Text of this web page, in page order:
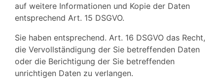
auf weitere Informationen und Kopie der Daten
entsprechend Art. 15 DSGVO.
Sie haben entsprechend. Art. 16 DSGVO das Recht,
die Vervollständigung der Sie betreffenden Daten
oder die Berichtigung der Sie betreffenden
unrichtigen Daten zu verlangen.